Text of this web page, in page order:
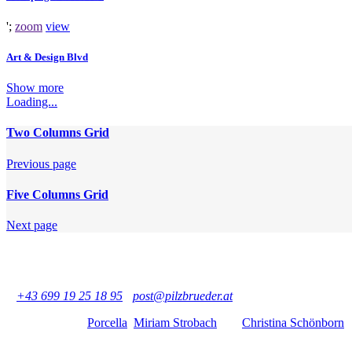
'; zoom view
Art & Design Blvd
Show more
Loading...
Two Columns Grid
Previous page
Five Columns Grid
Next page
+43 699 19 25 18 95
post@pilzbrueder.at
Porcella Miriam Strobach Christina Schönborn